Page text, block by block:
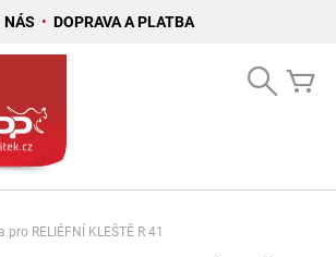
NÁS • DOPRAVA A PLATBA
Search
pro RELIÉFNÍ KLEŠTĚ R 41